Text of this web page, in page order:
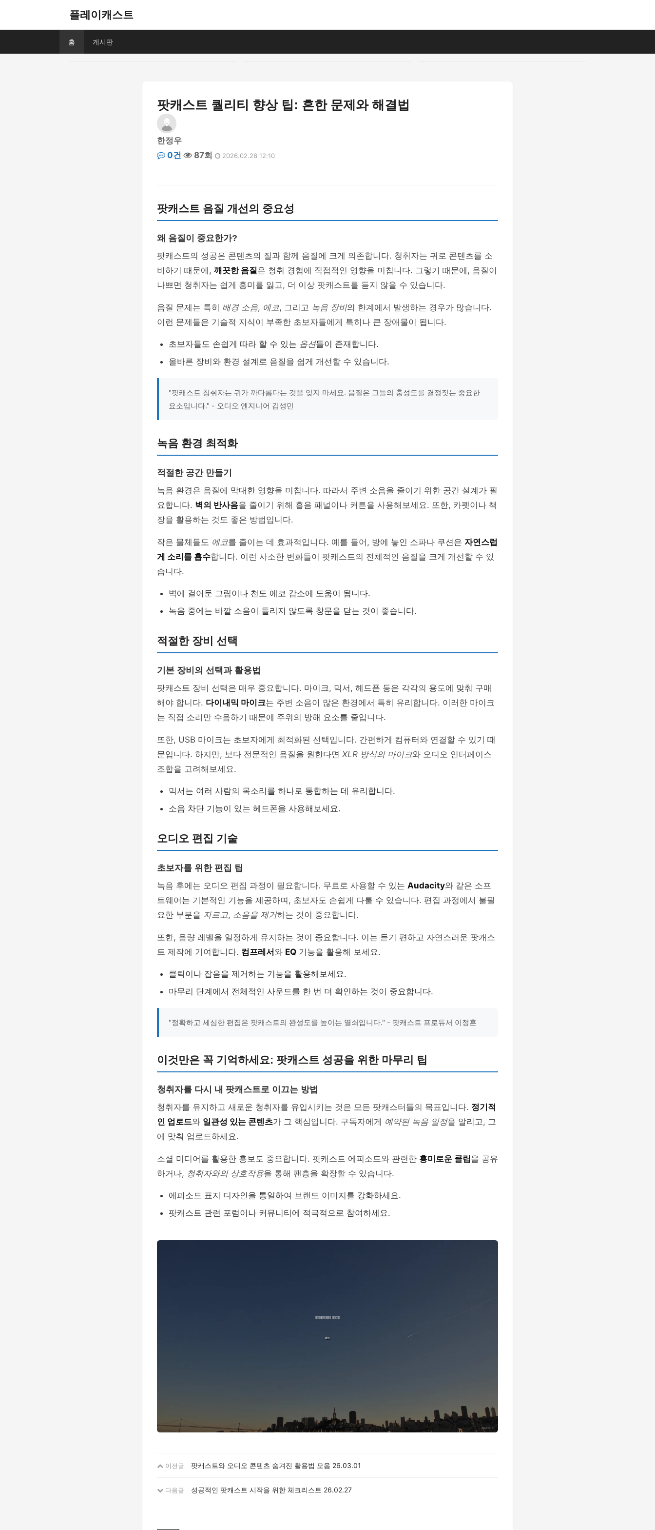
플레이캐스트
홈 게시판
팟캐스트 퀄리티 향상 팁: 흔한 문제와 해결법
한정우
0건
87회 2026.02.28 12:10
팟캐스트 음질 개선의 중요성
왜 음질이 중요한가?
팟캐스트의 성공은 콘텐츠의 질과 함께 음질에 크게 의존합니다. 청취자는 귀로 콘텐츠를 소
비하기 때문에, 깨끗한 음질은 청취 경험에 직접적인 영향을 미칩니다. 그렇기 때문에, 음질이
나쁘면 청취자는 쉽게 흥미를 잃고, 더 이상 팟캐스트를 듣지 않을 수 있습니다.
음질 문제는 특히 배경 소음, 에코, 그리고 녹음 장비의 한계에서 발생하는 경우가 많습니다.
이런 문제들은 기술적 지식이 부족한 초보자들에게 특히나 큰 장애물이 됩니다.
초보자들도 손쉽게 따라 할 수 있는 옵션들이 존재합니다.
올바른 장비와 환경 설계로 음질을 쉽게 개선할 수 있습니다.
"팟캐스트 청취자는 귀가 까다롭다는 것을 잊지 마세요. 음질은 그들의 충성도를 결정짓는 중요한
요소입니다." - 오디오 엔지니어 김성민
녹음 환경 최적화
적절한 공간 만들기
녹음 환경은 음질에 막대한 영향을 미칩니다. 따라서 주변 소음을 줄이기 위한 공간 설계가 필
요합니다. 벽의 반사음을 줄이기 위해 흡음 패널이나 커튼을 사용해보세요. 또한, 카펫이나 책
장을 활용하는 것도 좋은 방법입니다.
작은 물체들도 에코를 줄이는 데 효과적입니다. 예를 들어, 방에 놓인 소파나 쿠션은 자연스럽
게 소리를 흡수합니다. 이런 사소한 변화들이 팟캐스트의 전체적인 음질을 크게 개선할 수 있
습니다.
벽에 걸어둔 그림이나 천도 에코 감소에 도움이 됩니다.
녹음 중에는 바깥 소음이 들리지 않도록 창문을 닫는 것이 좋습니다.
적절한 장비 선택
기본 장비의 선택과 활용법
팟캐스트 장비 선택은 매우 중요합니다. 마이크, 믹서, 헤드폰 등은 각각의 용도에 맞춰 구매
해야 합니다. 다이내믹 마이크는 주변 소음이 많은 환경에서 특히 유리합니다. 이러한 마이크
는 직접 소리만 수음하기 때문에 주위의 방해 요소를 줄입니다.
또한, USB 마이크는 초보자에게 최적화된 선택입니다. 간편하게 컴퓨터와 연결할 수 있기 때
문입니다. 하지만, 보다 전문적인 음질을 원한다면 XLR 방식의 마이크와 오디오 인터페이스
조합을 고려해보세요.
믹서는 여러 사람의 목소리를 하나로 통합하는 데 유리합니다.
소음 차단 기능이 있는 헤드폰을 사용해보세요.
오디오 편집 기술
초보자를 위한 편집 팁
녹음 후에는 오디오 편집 과정이 필요합니다. 무료로 사용할 수 있는 Audacity와 같은 소프
트웨어는 기본적인 기능을 제공하며, 초보자도 손쉽게 다룰 수 있습니다. 편집 과정에서 불필
요한 부분을 자르고, 소음을 제거하는 것이 중요합니다.
또한, 음량 레벨을 일정하게 유지하는 것이 중요합니다. 이는 듣기 편하고 자연스러운 팟캐스
트 제작에 기여합니다. 컴프레서 와 EQ 기능을 활용해 보세요.
클릭이나 잡음을 제거하는 기능을 활용해보세요.
마무리 단계에서 전체적인 사운드를 한 번 더 확인하는 것이 중요합니다.
"정확하고 세심한 편집은 팟캐스트의 완성도를 높이는 열쇠입니다." - 팟캐스트 프로듀서 이정훈
이것만은 꼭 기억하세요: 팟캐스트 성공을 위한 마무리 팁
청취자를 다시 내 팟캐스트로 이끄는 방법
청취자를 유지하고 새로운 청취자를 유입시키는 것은 모든 팟캐스터들의 목표입니다. 정기적
인 업로드와 일관성 있는 콘텐츠가 그 핵심입니다. 구독자에게 예약된 녹음 일정을 알리고, 그
에 맞춰 업로드하세요.
소셜 미디어를 활용한 홍보도 중요합니다. 팟캐스트 에피소드와 관련한 흥미로운 클립을 공유
하거나, 청취자와의 상호작용을 통해 팬층을 확장할 수 있습니다.
에피소드 표지 디자인을 통일하여 브랜드 이미지를 강화하세요.
팟캐스트 관련 포럼이나 커뮤니티에 적극적으로 참여하세요.
이전글 팟캐스트와 오디오 콘텐츠 숨겨진 활용법 모음 26.03.01
다음글 성공적인 팟캐스트 시작을 위한 체크리스트 26.02.27